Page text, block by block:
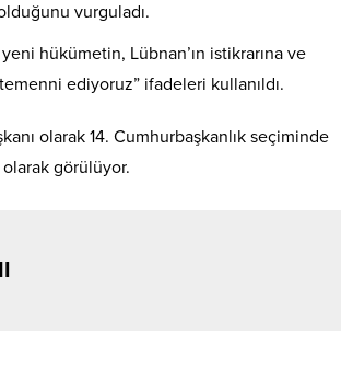
vurguladı.
hükümetin, Lübnan’ın istikrarına ve
ediyoruz” ifadeleri kullanıldı.
olarak 14. Cumhurbaşkanlık seçiminde
görülüyor.